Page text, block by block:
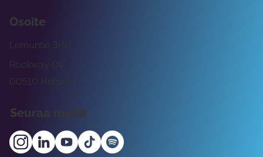
Osoite
Rockway Oy
Lemuntie 3-5
00510 Helsinki
Seuraa meitä